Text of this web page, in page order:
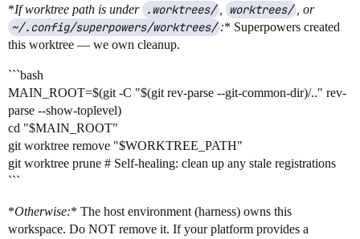
*If worktree path is under .worktrees/ worktrees/ , or
~/.config/superpowers/worktrees/ :* Superpowers created
this worktree — we own cleanup.
```bash
MAIN_ROOT=$(git -C "$(git rev-parse --git-common-dir)/.." rev-
parse --show-toplevel)
cd "$MAIN_ROOT"
git worktree remove "$WORKTREE_PATH"
git worktree prune # Self-healing: clean up any stale registrations
```
*Otherwise:* The host environment (harness) owns this
workspace. Do NOT remove it. If your platform provides a